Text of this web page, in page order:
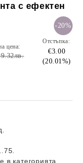
с ефектен
-20%
цена:
Отстъпка:
€3.00
(20.01%)
в категорията